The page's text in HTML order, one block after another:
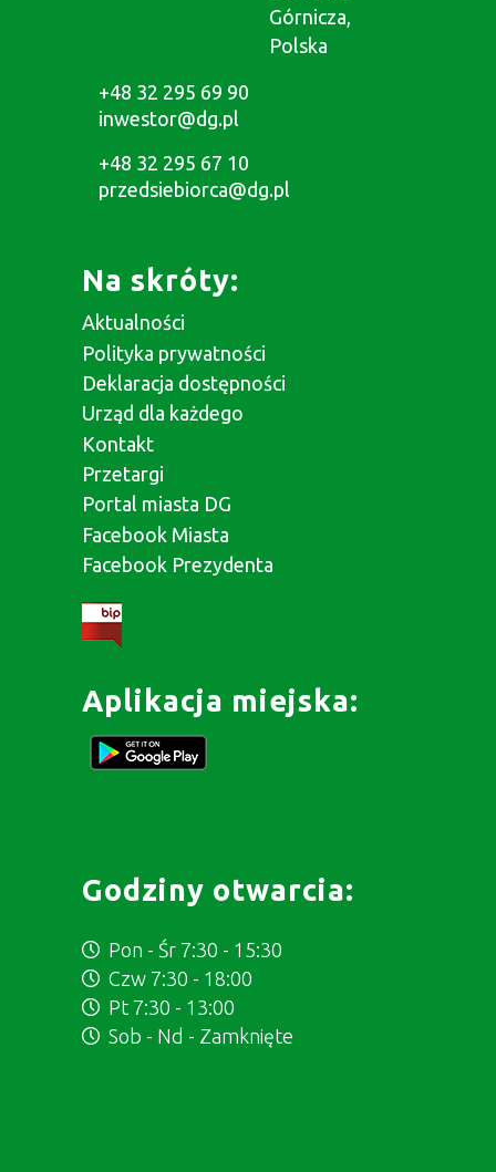
Górnicza,
Polska
+48 32 295 69 90
inwestor@dg.pl
+48 32 295 67 10
przedsiebiorca@dg.pl
Na skróty:
Aktualności
Polityka prywatności
Deklaracja dostępności
Urząd dla każdego
Kontakt
Przetargi
Portal miasta DG
Facebook Miasta
Facebook Prezydenta
Aplikacja miejska:
Godziny otwarcia:
Pon - Śr 7:30 - 15:30
Czw 7:30 - 18:00
Pt 7:30 - 13:00
Sob - Nd - Zamknięte